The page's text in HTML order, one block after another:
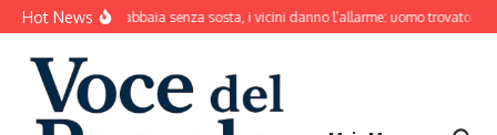
Salta al contenuto
Hot NewsIl cane abbaia senza sosta, i vicini danno l’allarme: uomo trovato